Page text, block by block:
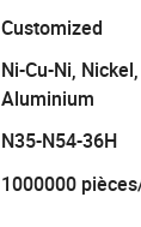
Customized
Ni-Cu-Ni,
Aluminium
N35-N54-36H
1000000